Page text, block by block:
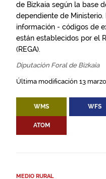
de Bizkaia según la base
dependiente de
información - códigos de
están establecidos por el
(REGA).
Diputación Foral de Bizkaia
Última modificación 13
WMS WFS
ATOM
MEDIO RURAL